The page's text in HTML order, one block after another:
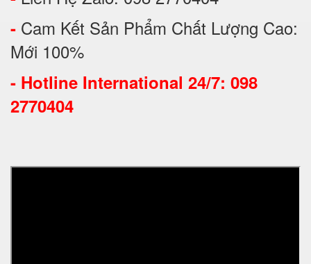
- Cam Kết Sản Phẩm Chất Lượng Cao:
Mới 100%
- Hotline International 24/7: 098
2770404